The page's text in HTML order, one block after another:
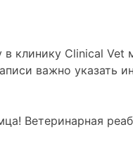
в клинику Clinical
важно
Ветеринарная